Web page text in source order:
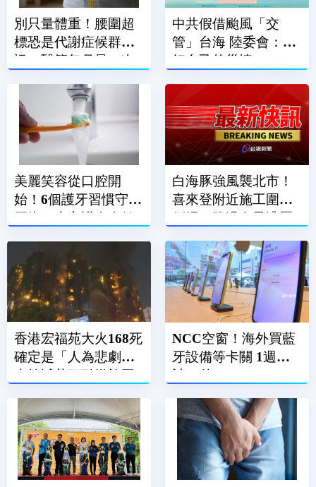
別只量體重！腰圍超
標恐是代謝症候群警
訊 醫籲每月量一次
中共假借颱風「交
管」台海 陸委會：顧
好自己的災情
美麗笑容從口腔開
始！6個護牙習慣守住
牙齒 也守護全身健
白海豚強風襲北市！
喜來登附近施工圍籬
倒塌 路過女子遭壓
香港宏福苑大火168死
確定是「人為悲劇」
未熄滅菸頭引燃施工
NCC空窗！海外買藍
牙設備等卡關 1週累
計86件